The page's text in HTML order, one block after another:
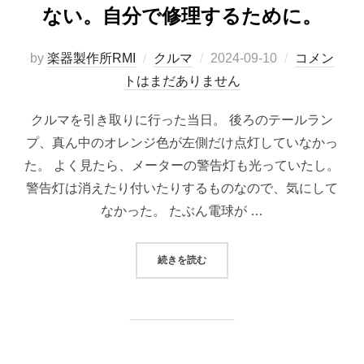
ない。自分で修理するために。
by 楽器製作所RMI クルマ
投
稿
2024-09-10
コメン
トはまだありません
クルマを引き取りに行った当日。 後ろのテールラン
プ、真ん中のオレンジ色が左側だけ点灯していなかっ
た。 よく見たら、メーターの警告灯も光っていたし。
警告灯は消えたり付いたりするものなので、気にして
なかった。 たぶん電球が …
続きを読む“アルファロメオ156のブレーキラ